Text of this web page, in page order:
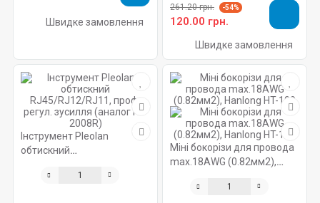
Швидке замовлення
261.20 грн. -54%
120.00 грн.
Швидке замовлення
Інструмент Pleolan
обтискний
регул. зусилля (аналог HT-
Міні бокорізи для провода
max.18AWG (0.82мм2),